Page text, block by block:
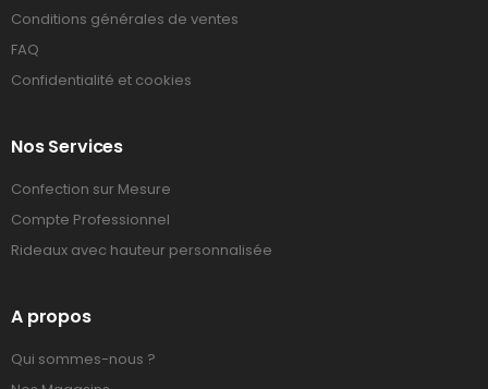
Conditions générales de ventes
FAQ
Confidentialité et cookies
Nos Services
Confection sur Mesure
Compte Professionnel
Rideaux avec hauteur personnalisée
A propos
Qui sommes-nous ?